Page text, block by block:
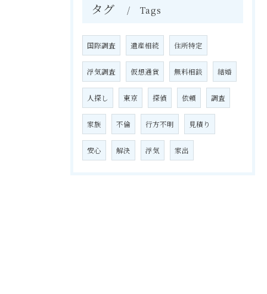
タグ Tags
国際調査 遺産相続 住所特定
浮気調査 仮想通貨 無料相談 結婚
人探し 東京 探偵 依頼 調査
家族 不倫 行方不明 見積り
安心 解決 浮気 家出